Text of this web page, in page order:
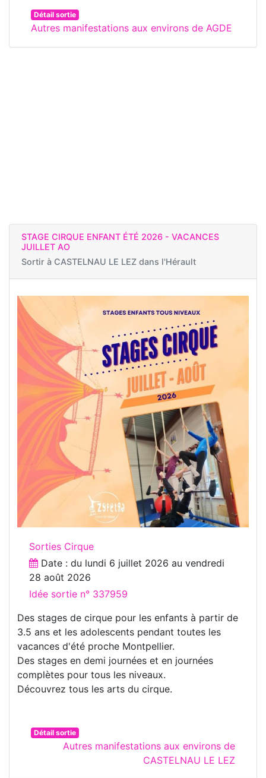
Détail sortie
Autres manifestations aux environs de AGDE
STAGE CIRQUE ENFANT ÉTÉ 2026 - VACANCES
JUILLET AO
Sortir à CASTELNAU LE LEZ dans l'Hérault
Sorties Cirque
Date : du lundi 6 juillet 2026 au vendredi
28 août 2026
Idée sortie n° 337959
Des stages de cirque pour les enfants à partir de
3.5 ans et les adolescents pendant toutes les
vacances d'été proche Montpellier.
Des stages en demi journées et en journées
complètes pour tous les niveaux.
Découvrez tous les arts du cirque.
Détail sortie
Autres manifestations aux environs de
CASTELNAU LE LEZ